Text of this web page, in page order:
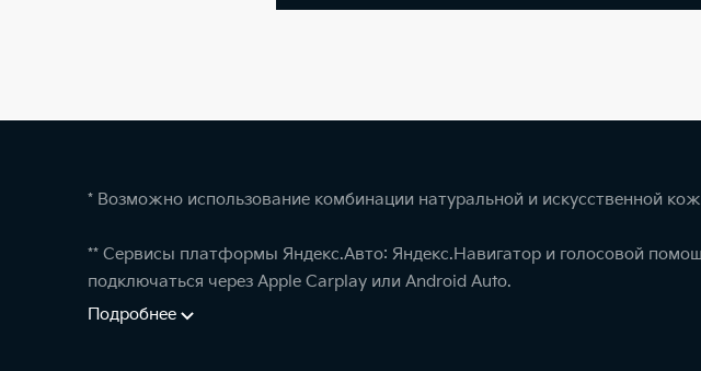
* Возможно использование комбинации натуральной и искусственной
** Сервисы платформы Яндекс.Авто: Яндекс.Навигатор и голосовой
подключаться через Apple Carplay или Android Auto.
Подробнее